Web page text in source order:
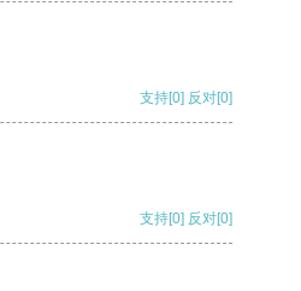
支持[0] 反对[0]
支持[0] 反对[0]